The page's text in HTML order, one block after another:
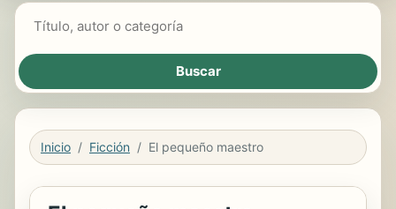
Inicio Ficción El pequeño maestro